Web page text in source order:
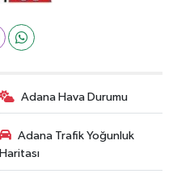
Adana Hava Durumu
Adana Trafik Yoğunluk
Haritası